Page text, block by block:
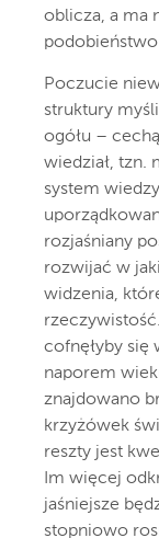
oblicza, a ma
podobieństwo
Poczucie
struktury
ogółu –
wiedział, tzn.
system
rozjaśniany
rozwijać w
widzenia,
cofnęłyby się
naporem
znajdowano
krzyżówek
reszty jest
Im więcej
jaśniejsze
stopniowo